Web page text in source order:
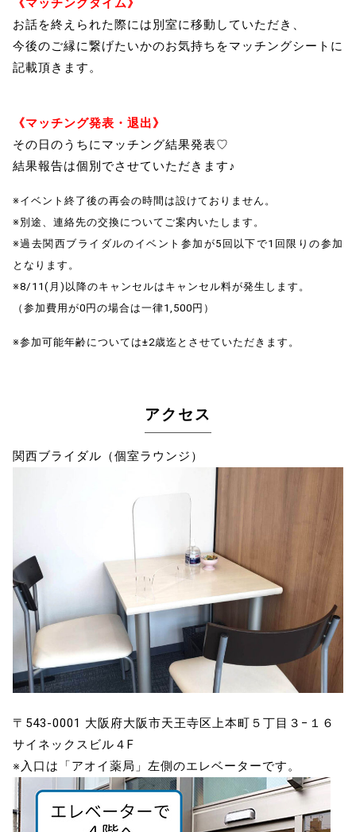
《マッチングタイム》
お話を終えられた際には別室に移動していただき、
今後のご縁に繋げたいかのお気持ちをマッチングシートに
記載頂きます。
《マッチング発表・退出》
その日のうちにマッチング結果発表♡
結果報告は個別でさせていただきます♪
※イベント終了後の再会の時間は設けておりません。
※別途、連絡先の交換についてご案内いたします。
※過去関西ブライダルのイベント参加が5回以下で1回限りの参加
となります。
※8/11(月)以降のキャンセルはキャンセル料が発生します。
（参加費用が0円の場合は一律1,500円）
※参加可能年齢については±2歳迄とさせていただきます。
アクセス
関西ブライダル（個室ラウンジ）
〒543-0001 大阪府大阪市天王寺区上本町５丁目３−１６
サイネックスビル４F
※入口は「アオイ薬局」左側のエレベーターです。